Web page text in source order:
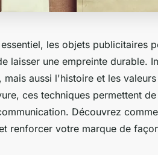
les objets publicitaires
laisser une empreinte durable.
aussi l'histoire et les
ces techniques permettent
Découvrez
renforcer votre marque de